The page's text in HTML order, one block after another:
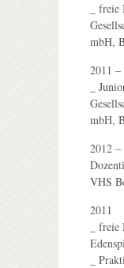
_
mbH,
2011 –
_
mbH,
2012 –
VHS
2011
_
_